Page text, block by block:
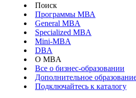
Поиск
Программы МВА
General MBA
Specialized MBA
Mini-MBA
DBA
О MBA
Все о бизнес-образовании
Дополнительное
Подключайтесь к каталогу